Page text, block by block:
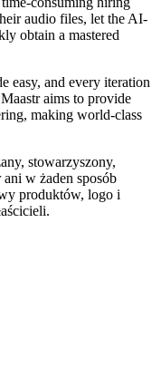
audio files, let the AI-
obtain a mastered
easy, and every iteration
aims to provide
making world-class
stowarzyszony,
w żaden sposób
produktów, logo i